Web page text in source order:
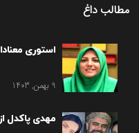
مطالب داغ
استوری
9 بهمن, 1403
مهدی پاکدل